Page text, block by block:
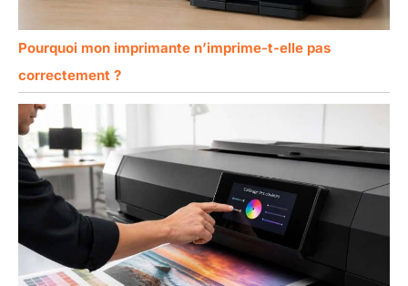
Pourquoi mon imprimante n’imprime-t-elle pas
correctement ?